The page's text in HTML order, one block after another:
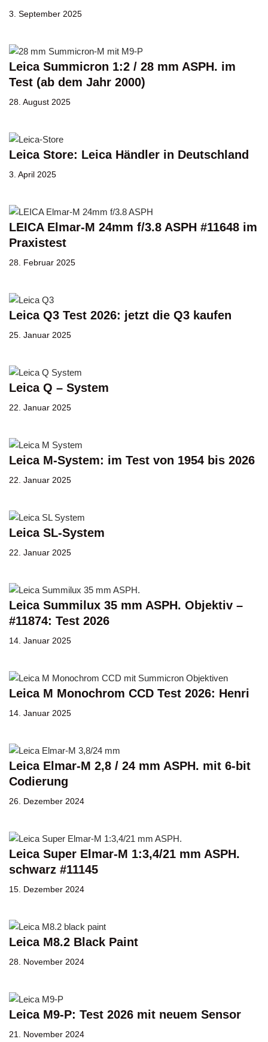
3. September 2025
Leica Summicron 1:2 / 28 mm ASPH. im
Test (ab dem Jahr 2000)
28. August 2025
Leica Store: Leica Händler in Deutschland
3. April 2025
LEICA Elmar-M 24mm f/3.8 ASPH #11648 im
Praxistest
28. Februar 2025
Leica Q3 Test 2026: jetzt die Q3 kaufen
25. Januar 2025
Leica Q – System
22. Januar 2025
Leica M-System: im Test von 1954 bis 2026
22. Januar 2025
Leica SL-System
22. Januar 2025
Leica Summilux 35 mm ASPH. Objektiv –
#11874: Test 2026
14. Januar 2025
Leica M Monochrom CCD Test 2026: Henri
14. Januar 2025
Leica Elmar-M 2,8 / 24 mm ASPH. mit 6-bit
Codierung
26. Dezember 2024
Leica Super Elmar-M 1:3,4/21 mm ASPH.
schwarz #11145
15. Dezember 2024
Leica M8.2 Black Paint
28. November 2024
Leica M9-P: Test 2026 mit neuem Sensor
21. November 2024